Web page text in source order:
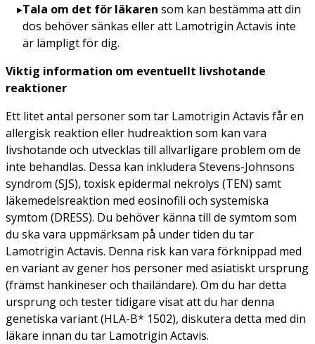
Tala om det för läkaren som kan bestämma att din
dos behöver sänkas eller att Lamotrigin Actavis inte
är lämpligt för dig.
Viktig information om eventuellt livshotande
reaktioner
Ett litet antal personer som tar Lamotrigin Actavis får en
allergisk reaktion eller hudreaktion som kan vara
livshotande och utvecklas till allvarligare problem om de
inte behandlas. Dessa kan inkludera Stevens-Johnsons
syndrom (SJS), toxisk epidermal nekrolys (TEN) samt
läkemedelsreaktion med eosinofili och systemiska
symtom (DRESS). Du behöver känna till de symtom som
du ska vara uppmärksam på under tiden du tar
Lamotrigin Actavis. Denna risk kan vara förknippad med
en variant av gener hos personer med asiatiskt ursprung
(främst hankineser och thailändare). Om du har detta
ursprung och tester tidigare visat att du har denna
genetiska variant (HLA-B* 1502), diskutera detta med din
läkare innan du tar Lamotrigin Actavis.